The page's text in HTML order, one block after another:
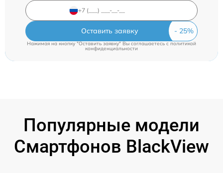
Оставить заявку
Нажимая на кнопку "Оставить заявку" Вы соглашаетесь cполитикой
конфиденциальности
Популярные модели
Смартфонов BlackView